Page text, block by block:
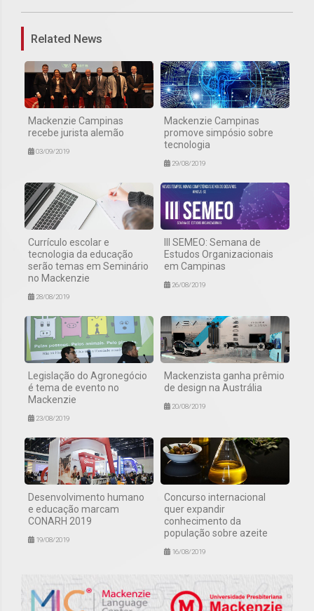
Related News
Mackenzie Campinas
recebe jurista alemão
03/09/2019
Mackenzie Campinas
promove simpósio sobre
tecnologia
29/08/2019
Currículo escolar e
tecnologia da educação
serão temas em Seminário
no Mackenzie
28/08/2019
III SEMEO: Semana de
Estudos Organizacionais
em Campinas
26/08/2019
Legislação do Agronegócio
é tema de evento no
Mackenzie
23/08/2019
Mackenzista ganha prêmio
de design na Austrália
20/08/2019
Desenvolvimento humano
e educação marcam
CONARH 2019
19/08/2019
Concurso internacional
quer expandir
conhecimento da
população sobre azeite
16/08/2019